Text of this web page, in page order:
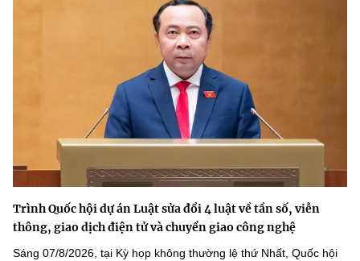
Trình Quốc hội dự án Luật sửa đổi 4 luật về tần số, viễn
thông, giao dịch điện tử và chuyển giao công nghệ
Sáng 07/8/2026, tại Kỳ họp không thường lệ thứ Nhất, Quốc hội